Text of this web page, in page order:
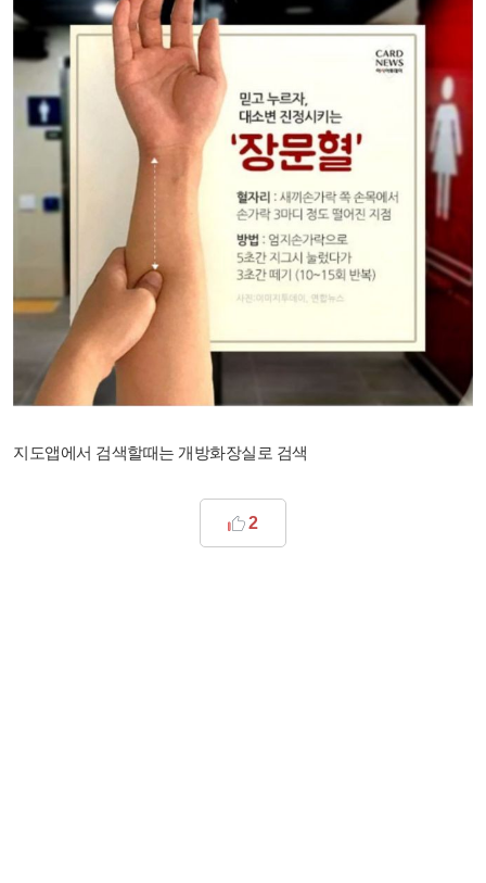
지도앱에서 검색할때는 개방화장실로 검색
2